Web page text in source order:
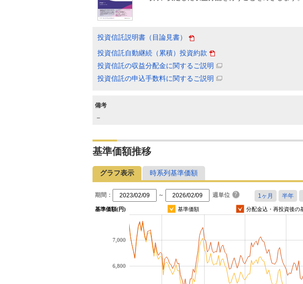
投資信託説明書（目論見書）
投資信託自動継続（累積）投資約款
投資信託の収益分配金に関するご説明
投資信託の申込手数料に関するご説明
備考
－
基準価額推移
グラフ表示 時系列基準価額
期間： ～ 週単位
基準価額(円) 基準価額 分配金込・再投資後の
6,800
7,000